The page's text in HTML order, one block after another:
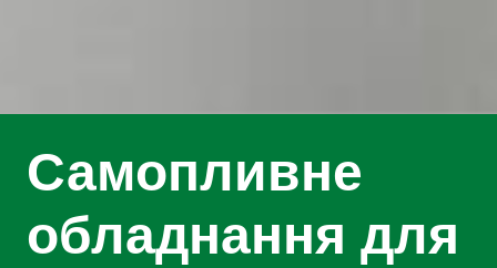
Самопливне
обладнання для